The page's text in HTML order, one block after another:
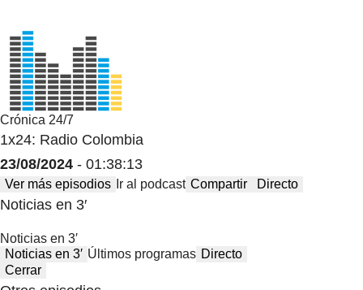
Crónica 24/7
1x24: Radio Colombia
23/08/2024 - 01:38:13
Ver más episodios Ir al podcast Compartir Directo
Noticias en 3′
Noticias en 3′
Noticias en 3′ Últimos programas Directo
Cerrar